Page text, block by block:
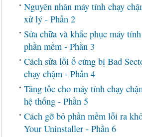
Nguyên nhân máy tính chạy
xử lý - Phần 2
Sửa chữa và khắc phục máy
phần mềm - Phần 3
Cách sửa lỗi ổ cứng bị Bad
chạy chậm - Phần 4
Tăng tốc cho máy tính chạy
hệ thống - Phần 5
Cách gỡ bỏ phần mềm lỗi ra
Your Uninstaller - Phần 6